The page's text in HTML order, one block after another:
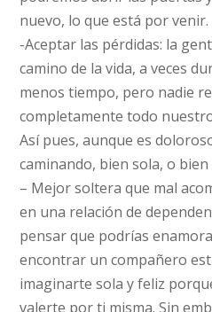
nuevo, lo que está por venir.
-Aceptar las pérdidas: la
camino de la vida, a veces
menos tiempo, pero nadie
completamente todo
Así pues, aunque es
caminando, bien sola, o bien
– Mejor soltera que mal
en una relación de
pensar que podrías
encontrar un compañero
imaginarte sola y feliz
valerte por ti misma. Sin